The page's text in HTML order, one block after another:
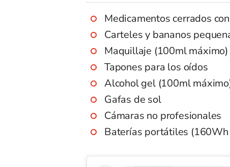
Medicamentos cerrados
Carteles y bananos
Maquillaje (100ml máximo)
Tapones para los oídos
Alcohol gel (100ml
Gafas de sol
Cámaras no profesionales
Baterías portátiles (160Wh